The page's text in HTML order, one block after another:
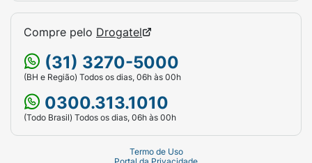
Compre pelo Drogatel
(31) 3270-5000
(BH e Região) Todos os dias, 06h às 00h
0300.313.1010
(Todo Brasil) Todos os dias, 06h às 00h
Termo de Uso